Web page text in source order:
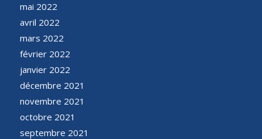
mai 2022
avril 2022
mars 2022
février 2022
janvier 2022
décembre 2021
novembre 2021
octobre 2021
septembre 2021